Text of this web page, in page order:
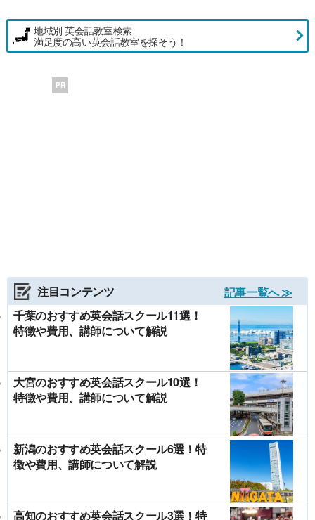
地域別 英会話教室検索
満足度の高い英会話教室を探そう！
PR
注目コンテンツ
記事一覧へ ≫
千葉のおすすめ英会話スクール11選！
特徴や費用、講師について解説
大宮のおすすめ英会話スクール10選！
特徴や費用、講師について解説
新潟のおすすめ英会話スクール6選！特
徴や費用、講師について解説
高知のおすすめ英会話スクール3選！特